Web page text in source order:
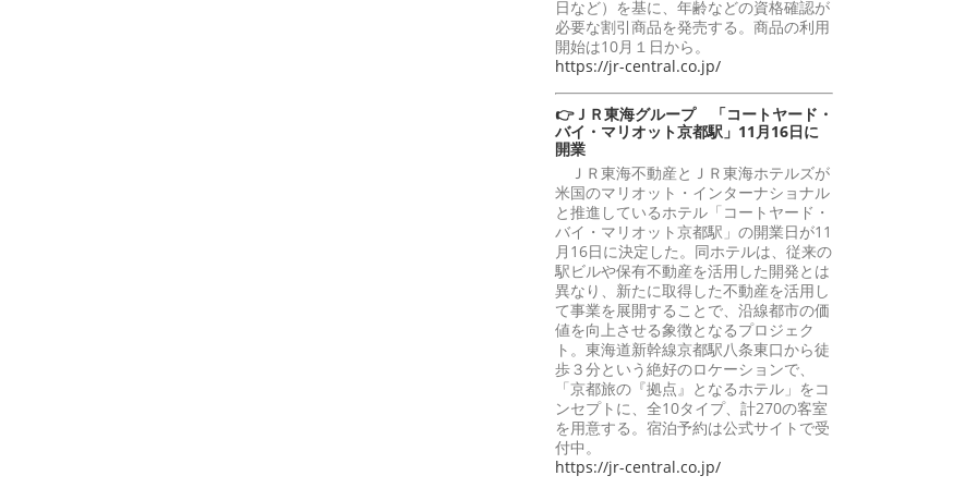
日など）を基に、年齢などの資格確認が
必要な割引商品を発売する。商品の利用
開始は10月１日から。
https://jr-central.co.jp/
👉ＪＲ東海グループ 「コートヤード・
バイ・マリオット京都駅」11月16日に
開業
ＪＲ東海不動産とＪＲ東海ホテルズが
米国のマリオット・インターナショナル
と推進しているホテル「コートヤード・
バイ・マリオット京都駅」の開業日が11
月16日に決定した。同ホテルは、従来の
駅ビルや保有不動産を活用した開発とは
異なり、新たに取得した不動産を活用し
て事業を展開することで、沿線都市の価
値を向上させる象徴となるプロジェク
ト。東海道新幹線京都駅八条東口から徒
歩３分という絶好のロケーションで、
「京都旅の『拠点』となるホテル」をコ
ンセプトに、全10タイプ、計270の客室
を用意する。宿泊予約は公式サイトで受
付中。
https://jr-central.co.jp/